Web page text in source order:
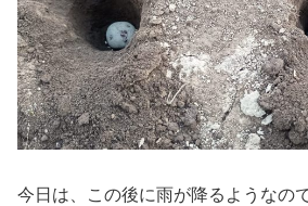
今日は、この後に雨が降るようなの